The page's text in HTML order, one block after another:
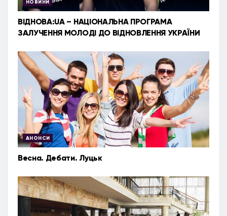
НОВИНИ
ВІДНОВА:UA – НАЦІОНАЛЬНА ПРОГРАМА
ЗАЛУЧЕННЯ МОЛОДІ ДО ВІДНОВЛЕННЯ УКРАЇНИ
АНОНСИ
Весна. Дебати. Луцьк